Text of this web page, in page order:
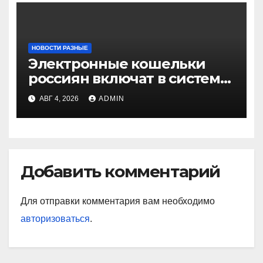
НОВОСТИ РАЗНЫЕ
Электронные кошельки
россиян включат в систему
страхования вкладов в
банках
АВГ 4, 2026 ADMIN
Добавить комментарий
Для отправки комментария вам необходимо
авторизоваться.